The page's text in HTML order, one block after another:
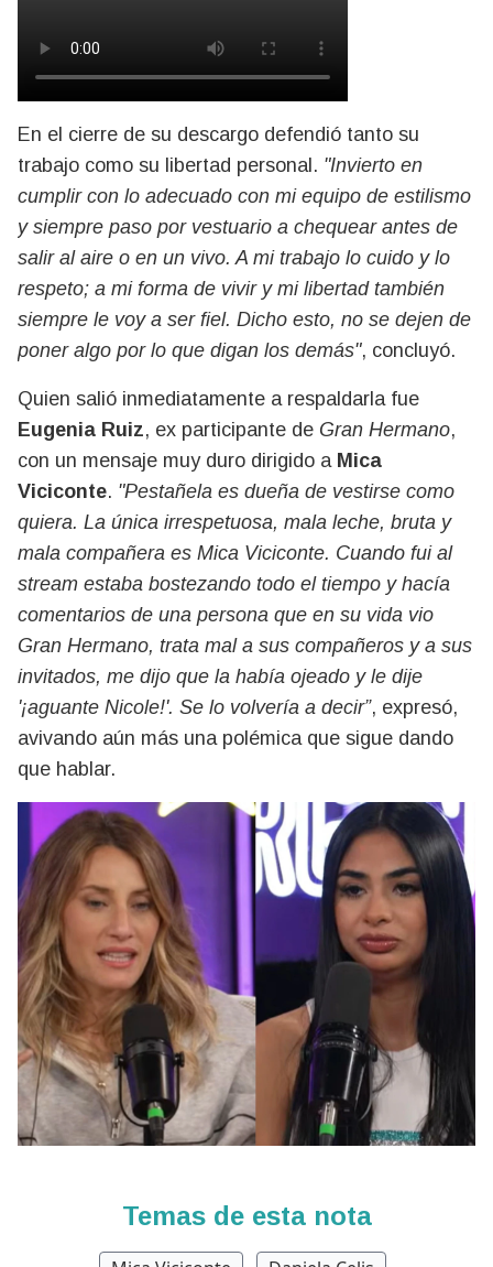
En el cierre de su descargo defendió tanto su
trabajo como su libertad personal. "Invierto en
cumplir con lo adecuado con mi equipo de estilismo
y siempre paso por vestuario a chequear antes de
salir al aire o en un vivo. A mi trabajo lo cuido y lo
respeto; a mi forma de vivir y mi libertad también
siempre le voy a ser fiel. Dicho esto, no se dejen de
poner algo por lo que digan los demás", concluyó.
Quien salió inmediatamente a respaldarla fue
Eugenia Ruiz, ex participante de Gran Hermano,
con un mensaje muy duro dirigido a Mica
Viciconte. "Pestañela es dueña de vestirse como
quiera. La única irrespetuosa, mala leche, bruta y
mala compañera es Mica Viciconte. Cuando fui al
stream estaba bostezando todo el tiempo y hacía
comentarios de una persona que en su vida vio
Gran Hermano, trata mal a sus compañeros y a sus
invitados, me dijo que la había ojeado y le dije
'¡aguante Nicole!'. Se lo volvería a decir”, expresó,
avivando aún más una polémica que sigue dando
que hablar.
Temas de esta nota